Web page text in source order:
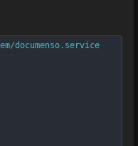
documenso.service